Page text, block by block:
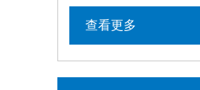
查看更多